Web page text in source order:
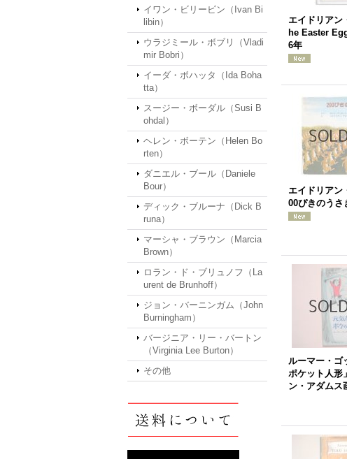
イワン・ビリービン（Ivan Bi
libin）
ウラジミール・ボブリ（Vladi
mir Bobri）
イーダ・ボハッタ（Ida Boha
tta）
スージー・ボーダル（Susi B
ohdal）
ヘレン・ボーテン（Helen Bo
rten）
ダニエル・ブール（Daniele
Bour）
ディック・ブルーナ（Dick B
runa）
マーシャ・ブラウン（Marcia
Brown）
ロラン・ド・ブリュノフ（La
urent de Brunhoff）
ジョン・バーニンガム（John
Burningham）
バージニア・リー・バートン
（Virginia Lee Burton）
その他
エイドリアン
he Easter
6年
エイドリアン
00ぴきのうさ
ルーマー・ゴ
ポケット人形
ン・アダムス